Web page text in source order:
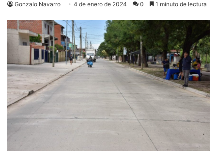
Gonzalo Navarro 4 de enero de 2024 0 1 minuto de lectura